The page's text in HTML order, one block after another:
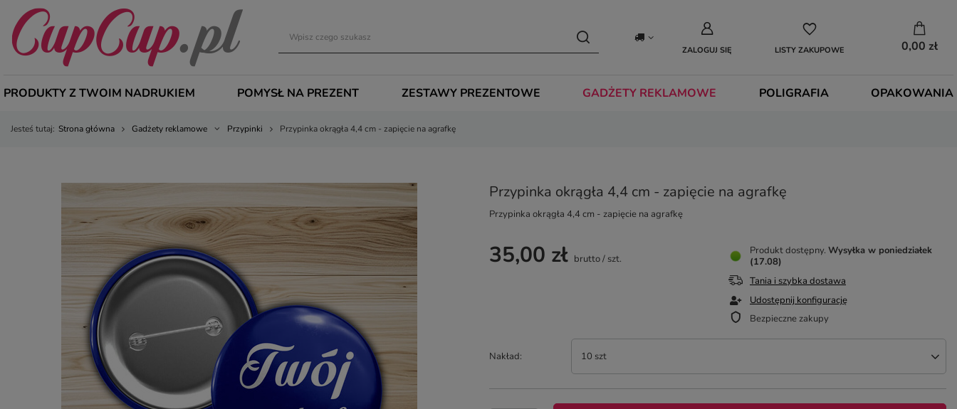
ZALOGUJ SIĘ LISTY ZAKUPOWE 0,00 zł
PRODUKTY Z TWOIM NADRUKIEM POMYSŁ NA PREZENT ZESTAWY PREZENTOWE GADŻETY REKLAMOWE POLIGRAFIA OPAKOWANIA
Jesteś tutaj: Strona główna Gadżety reklamowe Przypinki Przypinka okrągła 4,4 cm - zapięcie na agrafkę
Przypinka okrągła 4,4 cm - zapięcie na agrafkę
Przypinka okrągła 4,4 cm - zapięcie na agrafkę
Nakład 10 szt
35,00 zł brutto/ szt.
Produkt dostępny Wysyłka w poniedziałek
(17.08)
Tania i szybka dostawa
Udostępnij konfigurację
Bezpieczne zakupy